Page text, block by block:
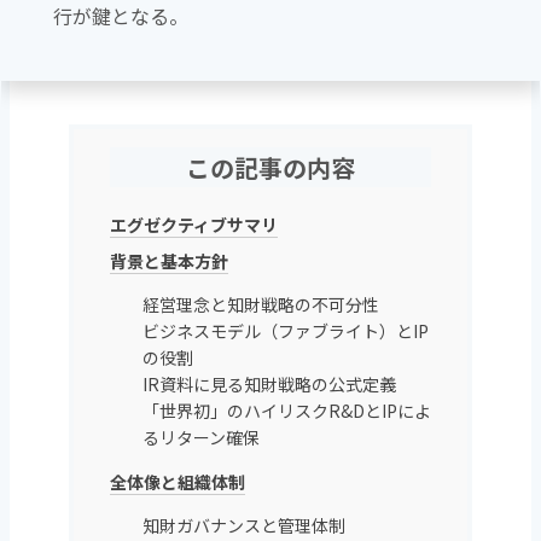
行が鍵となる。
この記事の内容
エグゼクティブサマリ
背景と基本方針
経営理念と知財戦略の不可分性
ビジネスモデル（ファブライト）とIP
の役割
IR資料に見る知財戦略の公式定義
「世界初」のハイリスクR&DとIPによ
るリターン確保
全体像と組織体制
知財ガバナンスと管理体制